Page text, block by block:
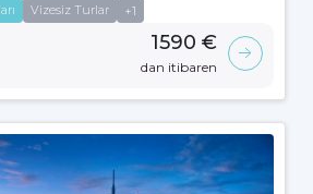
Vizesiz Turlar +1
1590 €
dan itibaren